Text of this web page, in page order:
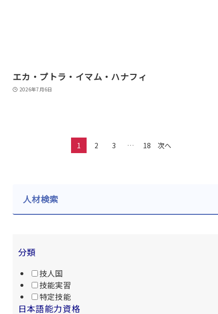
エカ・プトラ・イマム・ハナフィ
2026年7月6日
1 2 3 … 18 次へ
人材検索
分類
技人国
技能実習
特定技能
日本語能力資格